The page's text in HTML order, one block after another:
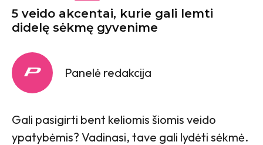
5 veido akcentai, kurie gali lemti
didelę sėkmę gyvenime
Panelė redakcija
Gali pasigirti bent keliomis šiomis veido
ypatybėmis? Vadinasi, tave gali lydėti sėkmė.